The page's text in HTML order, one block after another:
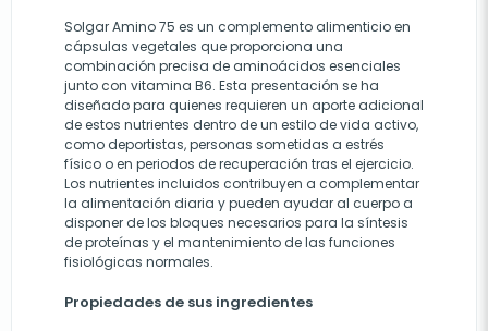
Solgar Amino 75 es un complemento alimenticio en
cápsulas vegetales que proporciona una
combinación precisa de aminoácidos esenciales
junto con vitamina B6. Esta presentación se ha
diseñado para quienes requieren un aporte adicional
de estos nutrientes dentro de un estilo de vida activo,
como deportistas, personas sometidas a estrés
físico o en periodos de recuperación tras el ejercicio.
Los nutrientes incluidos contribuyen a complementar
la alimentación diaria y pueden ayudar al cuerpo a
disponer de los bloques necesarios para la síntesis
de proteínas y el mantenimiento de las funciones
fisiológicas normales.
Propiedades de sus ingredientes